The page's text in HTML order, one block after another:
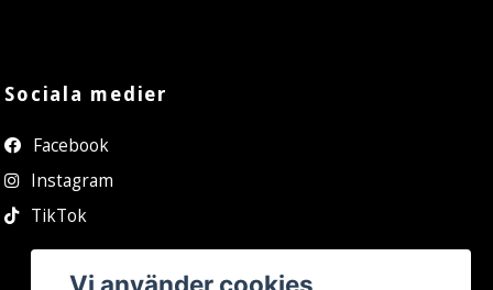
Sociala medier
Facebook
Instagram
TikTok
Vi använder cookies